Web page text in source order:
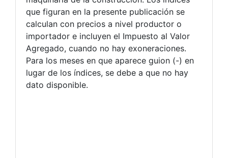
que figuran en la presente publicación se
calculan con precios a nivel productor o
importador e incluyen el Impuesto al Valor
Agregado, cuando no hay exoneraciones.
Para los meses en que aparece guion (-) en
lugar de los índices, se debe a que no hay
dato disponible.